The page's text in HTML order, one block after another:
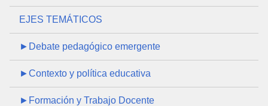
EJES TEMÁTICOS
►Debate pedagógico emergente
►Contexto y política educativa
►Formación y Trabajo Docente